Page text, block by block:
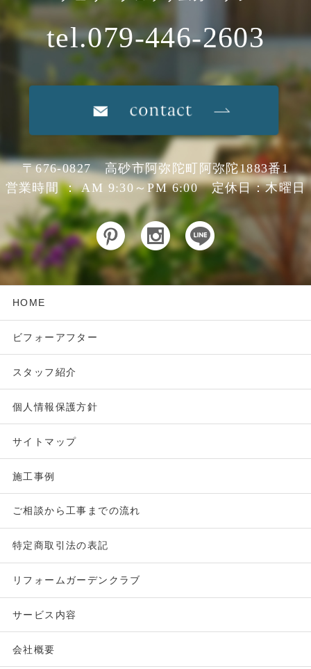
tel.079-446-2603
〒676-0827 高砂市阿弥陀町阿弥陀1883番1
営業時間 ： AM 9:30～PM 6:00 定休日：木曜日
HOME
ビフォーアフター
スタッフ紹介
個人情報保護方針
サイトマップ
施工事例
ご相談から工事までの流れ
特定商取引法の表記
リフォームガーデンクラブ
サービス内容
会社概要